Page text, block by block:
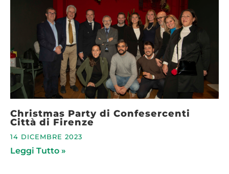
Christmas Party di Confesercenti
Città di Firenze
14 DICEMBRE 2023
Leggi Tutto »